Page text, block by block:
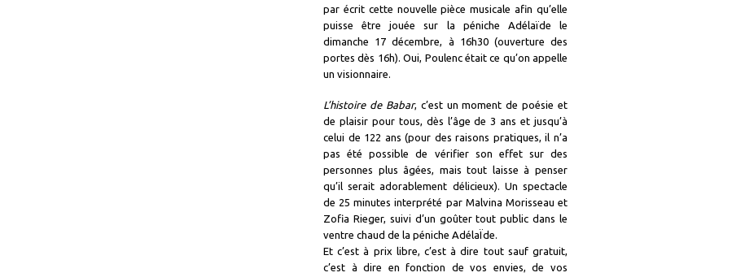
par écrit cette nouvelle pièce musicale afin qu’elle
puisse être jouée sur la péniche Adélaïde le
dimanche 17 décembre, à 16h30 (ouverture des
portes dès 16h). Oui, Poulenc était ce qu’on appelle
un visionnaire.
L’histoire de Babar, c’est un moment de poésie et
de plaisir pour tous, dès l’âge de 3 ans et jusqu’à
celui de 122 ans (pour des raisons pratiques, il n’a
pas été possible de vérifier son effet sur des
personnes plus âgées, mais tout laisse à penser
qu’il serait adorablement délicieux). Un spectacle
de 25 minutes interprété par Malvina Morisseau et
Zofia Rieger, suivi d’un goûter tout public dans le
ventre chaud de la péniche AdélaÏde.
Et c’est à prix libre, c’est à dire tout sauf gratuit,
c’est à dire en fonction de vos envies, de vos